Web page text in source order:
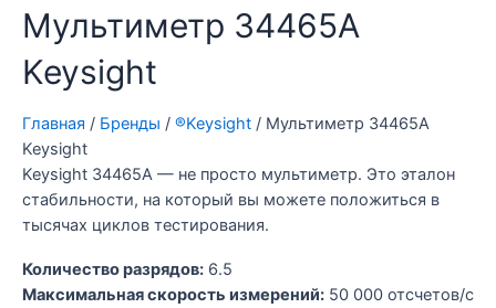
Мультиметр 34465A
Keysight
Главная / Бренды / ®Keysight / Мультиметр 34465A
Keysight
Keysight 34465A — не просто мультиметр. Это эталон
стабильности, на который вы можете положиться в
тысячах циклов тестирования.
Количество разрядов: 6.5
Максимальная скорость измерений: 50 000 отсчетов/с